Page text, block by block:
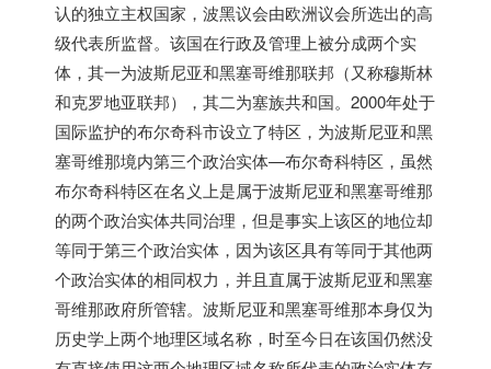
认的独立主权国家，波黑议会由欧洲议会所选出的高
级代表所监督。该国在行政及管理上被分成两个实
体，其一为波斯尼亚和黑塞哥维那联邦（又称穆斯林
和克罗地亚联邦），其二为塞族共和国。2000年处于
国际监护的布尔奇科市设立了特区，为波斯尼亚和黑
塞哥维那境内第三个政治实体—布尔奇科特区，虽然
布尔奇科特区在名义上是属于波斯尼亚和黑塞哥维那
的两个政治实体共同治理，但是事实上该区的地位却
等同于第三个政治实体，因为该区具有等同于其他两
个政治实体的相同权力，并且直属于波斯尼亚和黑塞
哥维那政府所管辖。波斯尼亚和黑塞哥维那本身仅为
历史学上两个地理区域名称，时至今日在该国仍然没